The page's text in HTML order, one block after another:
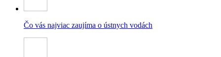
Čo vás najviac zaujíma o ústnych vodách